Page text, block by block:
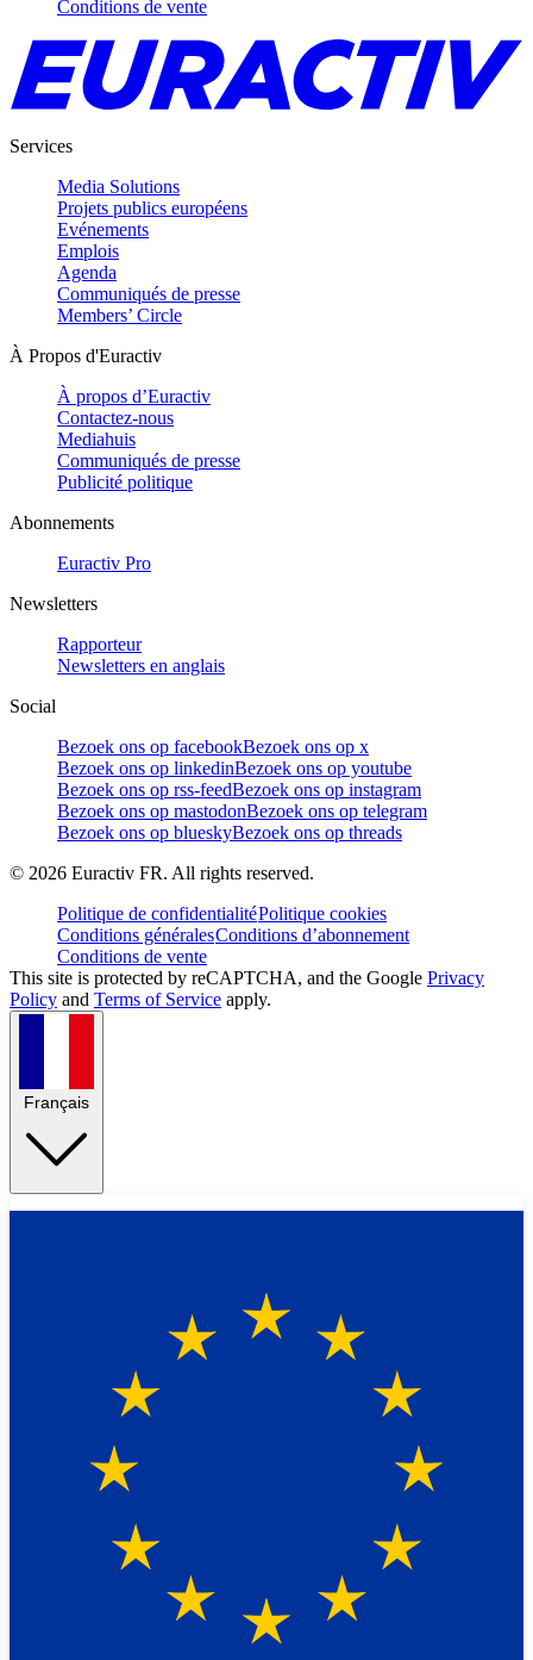
Conditions de vente
Services
Media Solutions
Projets publics européens
Evénements
Emplois
Agenda
Communiqués de presse
Members’ Circle
À Propos d'Euractiv
À propos d’Euractiv
Contactez-nous
Mediahuis
Communiqués de presse
Publicité politique
Abonnements
Euractiv Pro
Newsletters
Rapporteur
Newsletters en anglais
Social
Bezoek ons op facebookBezoek ons op x
Bezoek ons op linkedinBezoek ons op youtube
Bezoek ons op rss-feedBezoek ons op instagram
Bezoek ons op mastodonBezoek ons op telegram
Bezoek ons op blueskyBezoek ons op threads
© 2026 Euractiv FR. All rights reserved.
Politique de confidentialitéPolitique cookies
Conditions généralesConditions d’abonnement
Conditions de vente
This site is protected by reCAPTCHA, and the Google Privacy
Policy and Terms of Service apply.
Français